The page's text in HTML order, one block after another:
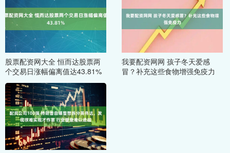
股票配资网大全 恒而达股票两
个交易日涨幅偏离值达43.81%
我要配资网网 孩子冬天爱感
冒？补充这些食物增强免疫力